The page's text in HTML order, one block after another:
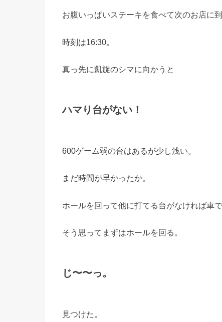
お腹いっぱいステーキを食べて次のお店に到
時刻は16:30。
真っ先に凱旋のシマに向かうと
ハマり台がない！
600ゲーム弱の台はあるが少し浅い。
まだ時間が早かったか。
ホールを回って他に打てる台がなければ車
そう思ってまずはホールを回る。
じ〜〜っ。
見つけた。